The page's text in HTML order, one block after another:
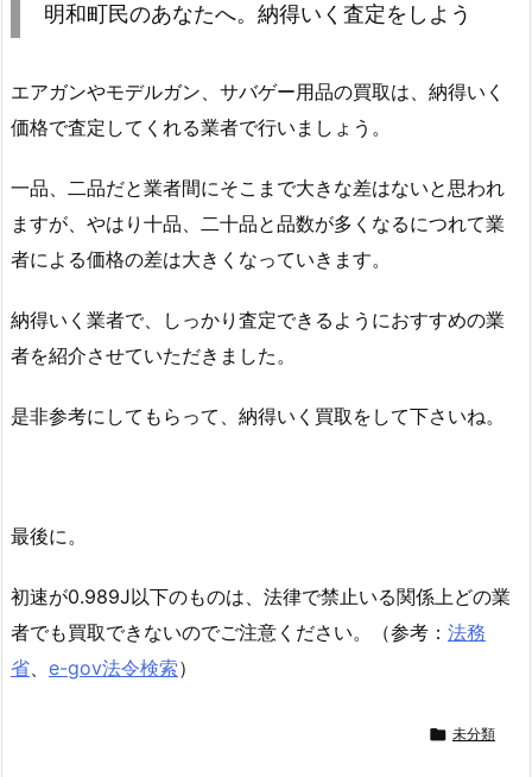
明和町民のあなたへ。納得いく査定をしよう
エアガンやモデルガン、サバゲー用品の買取は、納得いく
価格で査定してくれる業者で行いましょう。
一品、二品だと業者間にそこまで大きな差はないと思われ
ますが、やはり十品、二十品と品数が多くなるにつれて業
者による価格の差は大きくなっていきます。
納得いく業者で、しっかり査定できるようにおすすめの業
者を紹介させていただきました。
是非参考にしてもらって、納得いく買取をして下さいね。
最後に。
初速が0.989J以下のものは、法律で禁止いる関係上どの業
者でも買取できないのでご注意ください。（参考： 法務
省、 e-gov法令検索）
 未分類